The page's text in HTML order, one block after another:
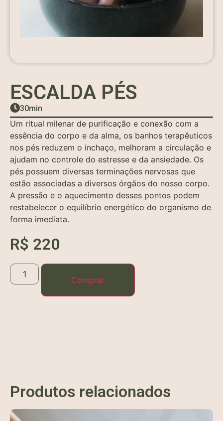
ESCALDA PÉS
30min
Um ritual milenar de purificação e conexão com a
essência do corpo e da alma, os banhos terapêuticos
nos pés reduzem o inchaço, melhoram a circulação e
ajudam no controle do estresse e da ansiedade. Os
pés possuem diversas terminações nervosas que
estão associadas a diversos órgãos do nosso corpo.
A pressão e o aquecimento desses pontos podem
restabelecer o equilíbrio energético do organismo de
forma imediata.
R$ 220
Comprar
Produtos relacionados